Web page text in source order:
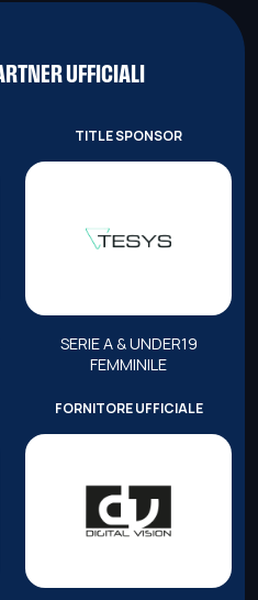
UFFICIALI
TITLE SPONSOR
SERIE A & UNDER19
FEMMINILE
FORNITORE UFFICIALE